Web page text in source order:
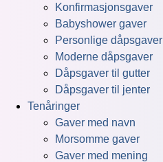
Konfirmasjonsgaver
Babyshower gaver
Personlige dåpsgaver
Moderne dåpsgaver
Dåpsgaver til gutter
Dåpsgaver til jenter
Tenåringer
Gaver med navn
Morsomme gaver
Gaver med mening